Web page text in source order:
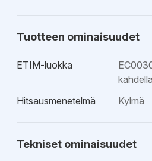
Tuotteen ominaisuudet
ETIM-luokka
Hitsausmenetelmä
Kylmä
Tekniset ominaisuudet